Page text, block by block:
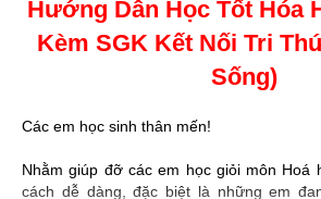
Hướng Dẫn Học Tốt Hóa
Kèm SGK Kết Nối Tri
Sống)
Các em học sinh thân mến!
Nhằm giúp đỡ các em học giỏi môn Hoá
cách dễ dàng, đặc biệt là những em